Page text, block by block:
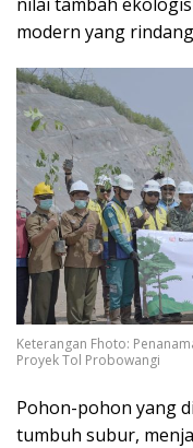
modern yang
Keterangan Fhoto:
Proyek Tol Probowangi
Pohon-pohon yang
tumbuh subur,